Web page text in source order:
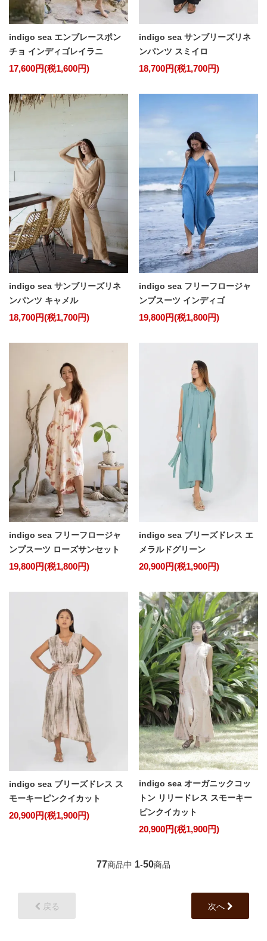
indigo sea エンブレースポン
チョ インディゴレイラニ
17,600円(税1,600円)
indigo sea サンブリーズリネ
ンパンツ スミイロ
18,700円(税1,700円)
indigo sea サンブリーズリネ
ンパンツ キャメル
18,700円(税1,700円)
indigo sea フリーフロージャ
ンプスーツ インディゴ
19,800円(税1,800円)
indigo sea フリーフロージャ
ンプスーツ ローズサンセット
19,800円(税1,800円)
indigo sea ブリーズドレス エ
メラルドグリーン
20,900円(税1,900円)
indigo sea ブリーズドレス ス
モーキーピンクイカット
20,900円(税1,900円)
indigo sea オーガニックコッ
トン リリードレス スモーキー
ピンクイカット
20,900円(税1,900円)
77商品中 1-50商品
戻る 次へ